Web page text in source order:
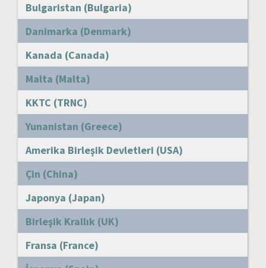
Bulgaristan (Bulgaria)
Danimarka (Denmark)
Kanada (Canada)
Malta (Malta)
KKTC (TRNC)
Yunanistan (Greece)
Amerika Birleşik Devletleri (USA)
Çin (China)
Japonya (Japan)
Birleşik Krallık (UK)
Fransa (France)